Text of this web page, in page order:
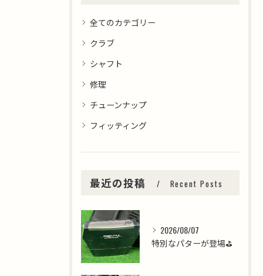
全てのカテゴリー
クラブ
シャフト
修理
チューンナップ
フィッティング
最近の投稿 Recent Posts
2026/08/07
特別なパターが登場⛳️